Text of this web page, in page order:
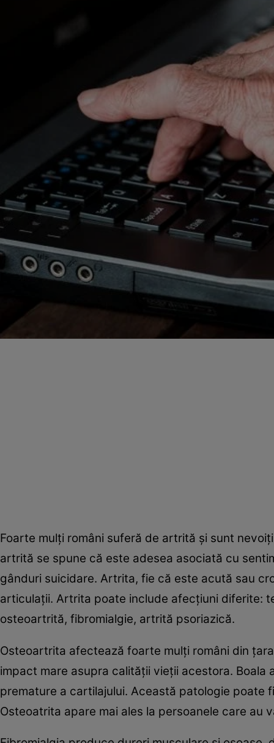
Foarte mulţi români suferă de artrită şi sunt
artrită se spune că este adesea asociată cu
gânduri suicidare. Artrita, fie că este acută sau
articulaţii. Artrita poate include afecţiuni diferite:
osteoartrită, fibromialgie, artrită psoriazică.
Osteoartrita afectează foarte mulţi români din
impact mare asupra calităţii vieţii acestora.
premature a cartilajului. Această patologie poate
Osteoatrita apare mai ales la persoanele care